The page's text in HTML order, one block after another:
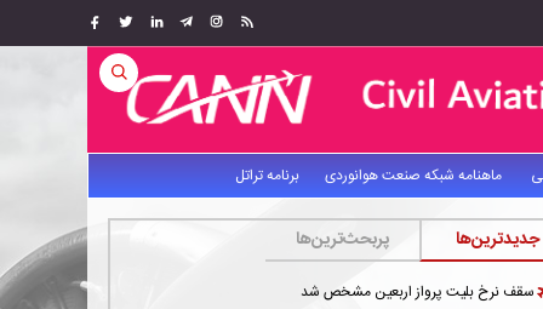
ماهنامه شبکه صنعت هوانوردی برنامه تراتل
جدیدترین‌ها پربحث‌ترین‌ها
سقف نرخ بلیت پرواز اربعین مشخص شد